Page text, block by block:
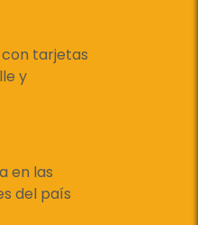
tarjetas
y
en las
del país